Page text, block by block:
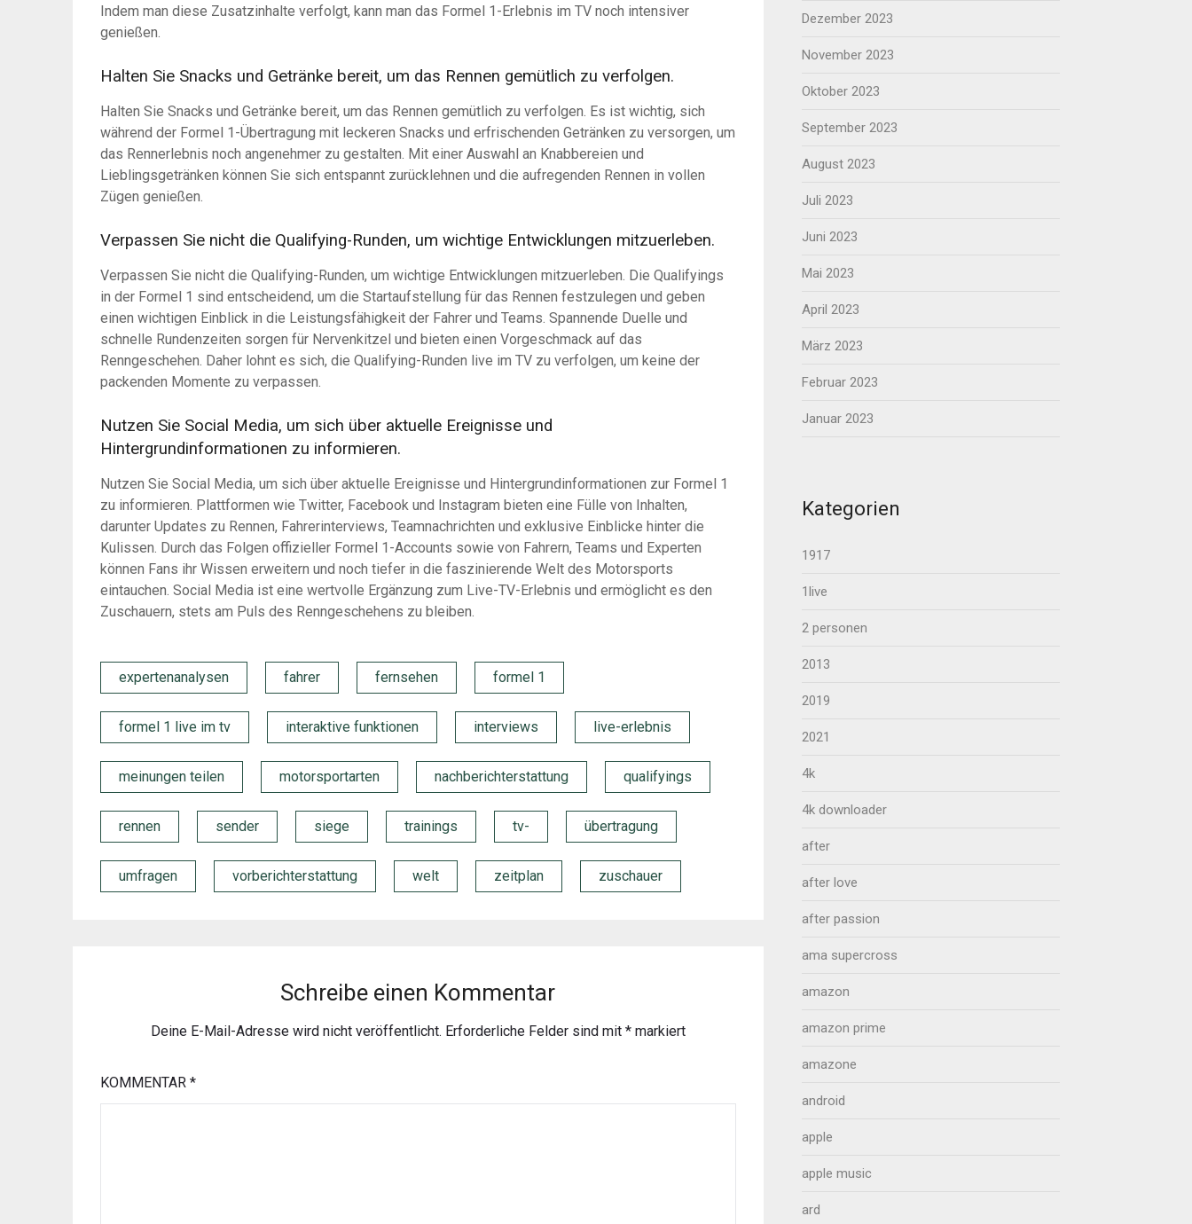
Indem man diese Zusatzinhalte verfolgt, kann man das Formel 1-Erlebnis im TV noch intensiver
genießen.
Halten Sie Snacks und Getränke bereit, um das Rennen gemütlich zu verfolgen.
Halten Sie Snacks und Getränke bereit, um das Rennen gemütlich zu verfolgen. Es ist wichtig, sich
während der Formel 1-Übertragung mit leckeren Snacks und erfrischenden Getränken zu versorgen, um
das Rennerlebnis noch angenehmer zu gestalten. Mit einer Auswahl an Knabbereien und
Lieblingsgetränken können Sie sich entspannt zurücklehnen und die aufregenden Rennen in vollen
Zügen genießen.
Verpassen Sie nicht die Qualifying-Runden, um wichtige Entwicklungen mitzuerleben.
Verpassen Sie nicht die Qualifying-Runden, um wichtige Entwicklungen mitzuerleben. Die Qualifyings
in der Formel 1 sind entscheidend, um die Startaufstellung für das Rennen festzulegen und geben
einen wichtigen Einblick in die Leistungsfähigkeit der Fahrer und Teams. Spannende Duelle und
schnelle Rundenzeiten sorgen für Nervenkitzel und bieten einen Vorgeschmack auf das
Renngeschehen. Daher lohnt es sich, die Qualifying-Runden live im TV zu verfolgen, um keine der
packenden Momente zu verpassen.
Nutzen Sie Social Media, um sich über aktuelle Ereignisse und
Hintergrundinformationen zu informieren.
Nutzen Sie Social Media, um sich über aktuelle Ereignisse und Hintergrundinformationen zur Formel 1
zu informieren. Plattformen wie Twitter, Facebook und Instagram bieten eine Fülle von Inhalten,
darunter Updates zu Rennen, Fahrerinterviews, Teamnachrichten und exklusive Einblicke hinter die
Kulissen. Durch das Folgen offizieller Formel 1-Accounts sowie von Fahrern, Teams und Experten
können Fans ihr Wissen erweitern und noch tiefer in die faszinierende Welt des Motorsports
eintauchen. Social Media ist eine wertvolle Ergänzung zum Live-TV-Erlebnis und ermöglicht es den
Zuschauern, stets am Puls des Renngeschehens zu bleiben.
expertenanalysen fahrer fernsehen formel 1
formel 1 live im tv interaktive funktionen interviews live-erlebnis
meinungen teilen motorsportarten nachberichterstattung qualifyings
rennen sender siege trainings tv- übertragung
umfragen vorberichterstattung welt zeitplan zuschauer
Schreibe einen Kommentar
Deine E-Mail-Adresse wird nicht veröffentlicht. Erforderliche Felder sind mit *markiert
KOMMENTAR*
Dezember 2023
November 2023
Oktober 2023
September 2023
August 2023
Juli 2023
Juni 2023
Mai 2023
April 2023
März 2023
Februar 2023
Januar 2023
Kategorien
1917
1live
2 personen
2013
2019
2021
4k
4k downloader
after
after love
after passion
ama supercross
amazon
amazon prime
amazone
android
apple
apple music
ard